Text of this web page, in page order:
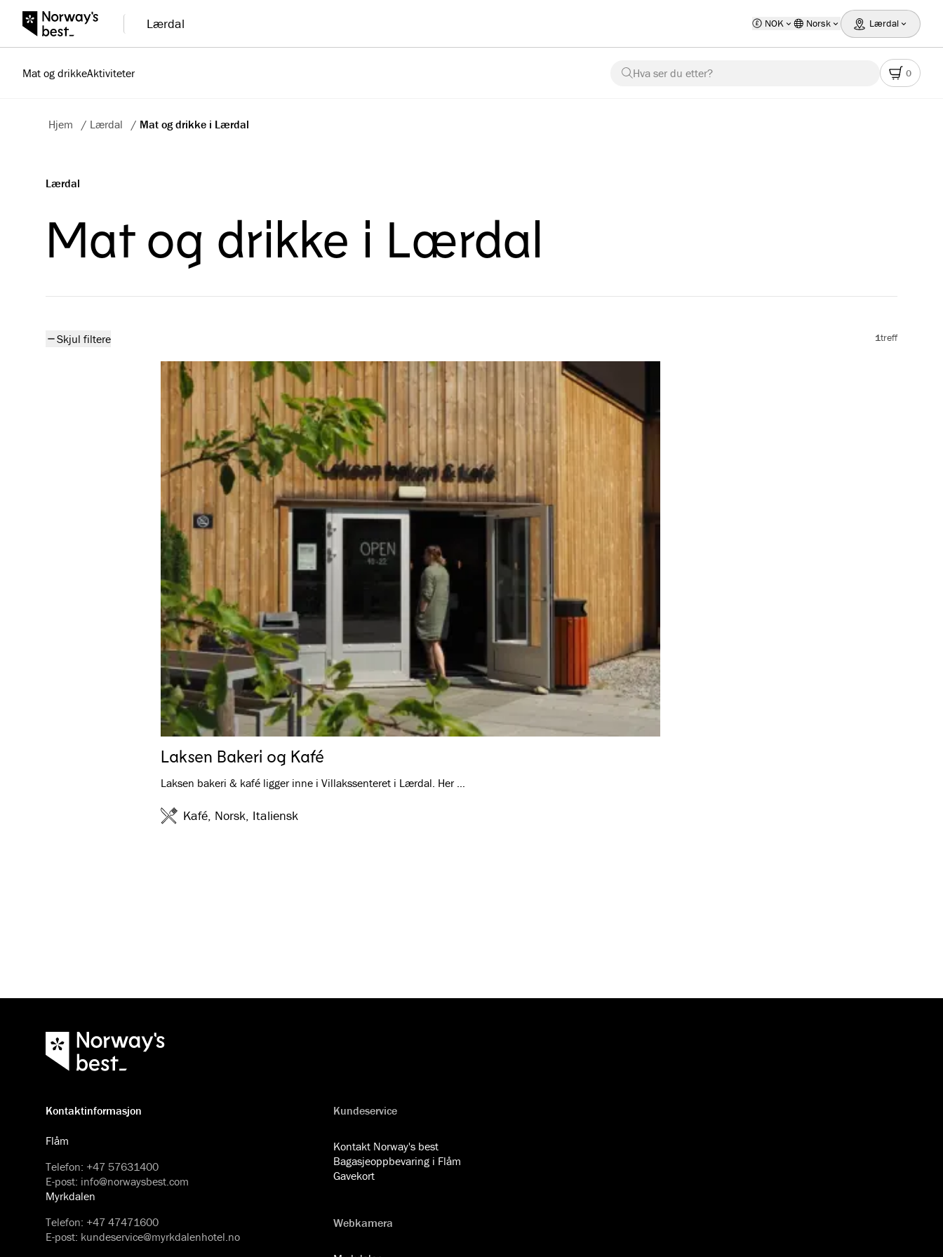
Lærdal NOK Norsk Lærdal
Mat og drikkeAktiviteter Hva ser du etter? 0
Hjem / Lærdal / Mat og drikke i Lærdal
Lærdal
Mat og drikke i Lærdal
Skjul filtere 1treff
Se alle produkter
Laksen Bakeri og Kafé
Laksen bakeri & kafé ligger inne i Villakssenteret i Lærdal. Her …
Kafé, Norsk, Italiensk
Kontaktinformasjon
Flåm
Telefon: +47 57631400
E-post: info@norwaysbest.com
Myrkdalen
Telefon: +47 47471600
E-post: kundeservice@myrkdalenhotel.no
Kundeservice
Kontakt Norway's best
Bagasjeoppbevaring i Flåm
Gavekort
Webkamera